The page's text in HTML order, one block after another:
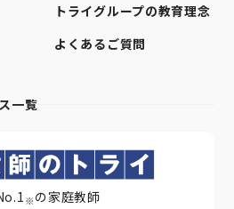
トライグループの教育理念
よくあるご質問
一覧
※ の家庭教師